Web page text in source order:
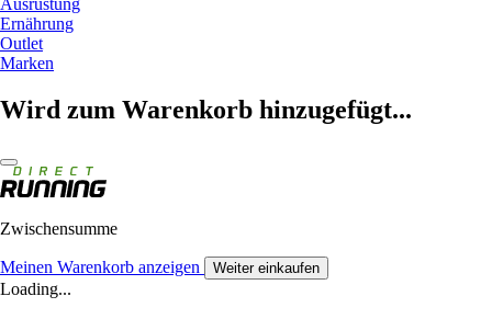
Ausrüstung
Ernährung
Outlet
Marken
Wird zum Warenkorb hinzugefügt...
Zwischensumme
Meinen Warenkorb anzeigen Weiter einkaufen
Loading...